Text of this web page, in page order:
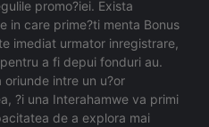
promo?iei. Exista
in care prime?ti menta Bonus
imediat urmator inregistrare,
a fi depui fonduri au.
intre un u?or
?i una Interahamwe va primi
de a explora mai